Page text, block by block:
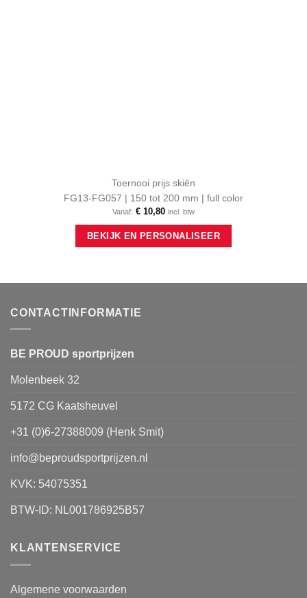
Toernooi prijs skiën
FG13-FG057 | 150 tot 200 mm | full color
Vanaf: € 10,80 incl. btw
BEKIJK EN PERSONALISEER
heeft
CONTACTINFORMATIE
BE PROUD sportprijzen
Molenbeek 32
5172 CG Kaatsheuvel
+31 (0)6-27388009 (Henk Smit)
info@beproudsportprijzen.nl
KVK: 54075351
BTW-ID: NL001786925B57
KLANTENSERVICE
Algemene voorwaarden